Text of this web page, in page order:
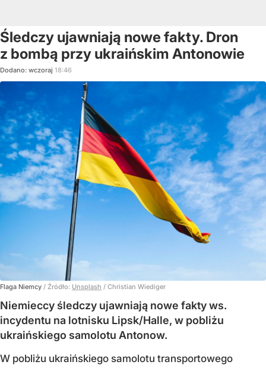
Śledczy ujawniają nowe fakty. Dron
z bombą przy ukraińskim Antonowie
Dodano: wczoraj 18:46
Flaga Niemcy / Źródło: Unsplash / Christian Wiediger
Niemieccy śledczy ujawniają nowe fakty ws.
incydentu na lotnisku Lipsk/Halle, w pobliżu
ukraińskiego samolotu Antonow.
W pobliżu ukraińskiego samolotu transportowego